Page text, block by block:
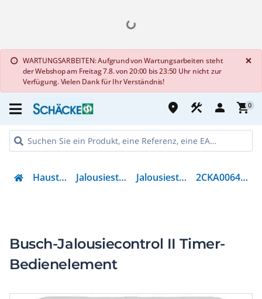
info WARTUNGSARBEITEN: Aufgrund von Wartungsarbeiten steht
der Webshop am Freitag 7.8. von 20:00 bis 23:50 Uhr nicht zur
Verfügung. Vielen Dank für Ihr Verständnis!
×
place construction person shopping_cart0
Haustechnik Jalousiesteuerung Jalousiesteuerung 2CKA006410A0398
Busch-Jalousiecontrol II Timer-
Bedienelement